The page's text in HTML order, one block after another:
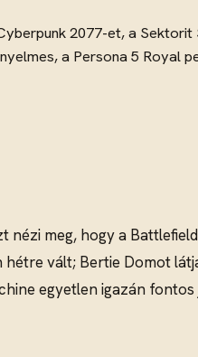
2077-et, a Sektorit
a Persona 5 Royal
nézi meg, hogy a
vált; Bertie Domot
egyetlen igazán